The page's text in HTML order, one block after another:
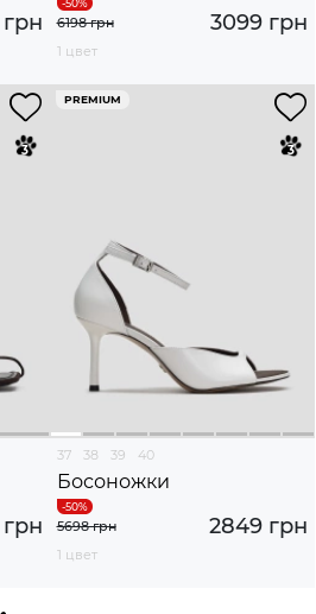
3099 грн
6198 грн
1 цвет
PREMIUM
37 38 39 40
Босоножки
2849 грн
5698 грн
1 цвет